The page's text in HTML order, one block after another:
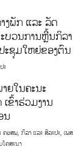
ງພັກ ແລະ ລັດ
ບວນການຫຼີ້ນກິລາ
ະຊຸມໃຫຍ່ຂອງຕົນ
ະ
ຍໃນຄະນະ
ຂົ້າຮ່ວມງານ
ນ
ຄອສພ,ກິລາ ແລະ ສິລະປະ,ເພສ
ໂຄສະນາ